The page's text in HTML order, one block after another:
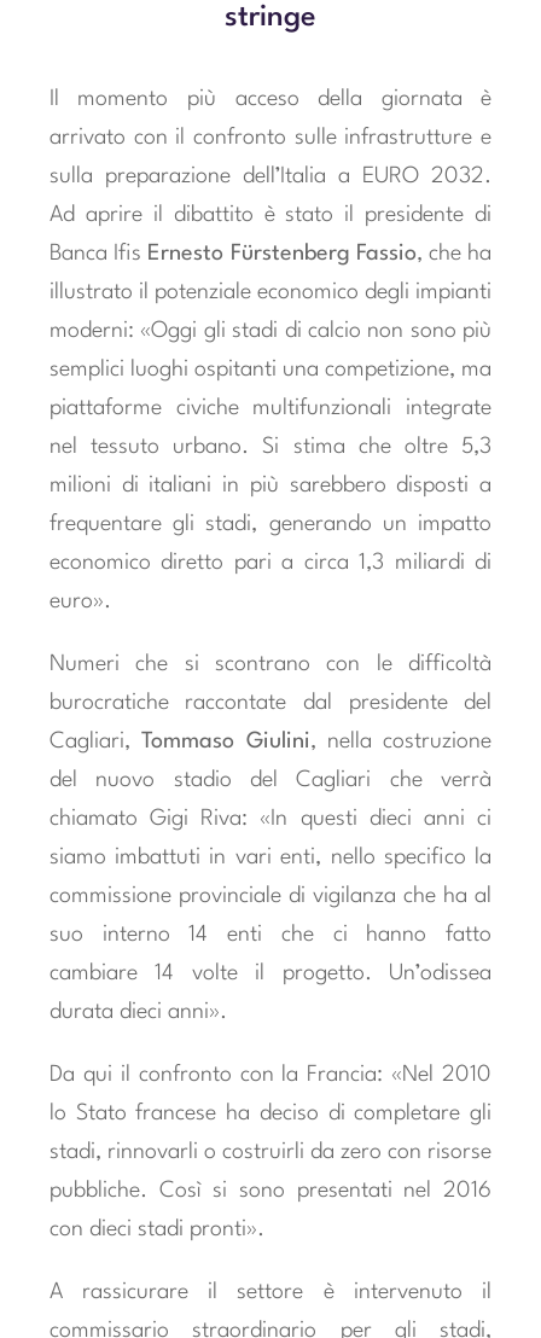
stringe
Il momento più acceso della giornata è
arrivato con il confronto sulle infrastrutture e
sulla preparazione dell’Italia a EURO 2032.
Ad aprire il dibattito è stato il presidente di
Banca Ifis Ernesto Fürstenberg Fassio, che ha
illustrato il potenziale economico degli impianti
moderni: «Oggi gli stadi di calcio non sono più
semplici luoghi ospitanti una competizione, ma
piattaforme civiche multifunzionali integrate
nel tessuto urbano. Si stima che oltre 5,3
milioni di italiani in più sarebbero disposti a
frequentare gli stadi, generando un impatto
economico diretto pari a circa 1,3 miliardi di
euro».
Numeri che si scontrano con le difficoltà
burocratiche raccontate dal presidente del
Cagliari,Tommaso Giulini, nella costruzione
del nuovo stadio del Cagliari che verrà
chiamato Gigi Riva: «In questi dieci anni ci
siamo imbattuti in vari enti, nello specifico la
commissione provinciale di vigilanza che ha al
suo interno 14 enti che ci hanno fatto
cambiare 14 volte il progetto. Un’odissea
durata dieci anni».
Da qui il confronto con la Francia: «Nel 2010
lo Stato francese ha deciso di completare gli
stadi, rinnovarli o costruirli da zero con risorse
pubbliche. Così si sono presentati nel 2016
con dieci stadi pronti».
A rassicurare il settore è intervenuto il
commissario straordinario per gli stadi,